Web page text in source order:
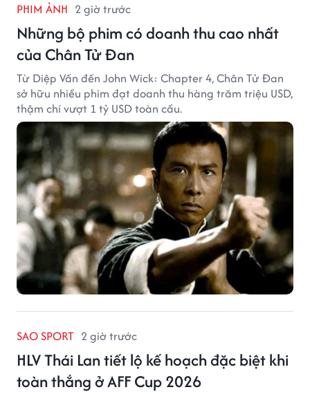
PHIM ẢNH 2 giờ trước
Những bộ phim có doanh thu cao nhất
của Chân Tử Đan
Từ Diệp Vấn đến John Wick: Chapter 4, Chân Tử Đan
sở hữu nhiều phim đạt doanh thu hàng trăm triệu USD,
thậm chí vượt 1 tỷ USD toàn cầu.
SAO SPORT 2 giờ trước
HLV Thái Lan tiết lộ kế hoạch đặc biệt khi
toàn thắng ở AFF Cup 2026